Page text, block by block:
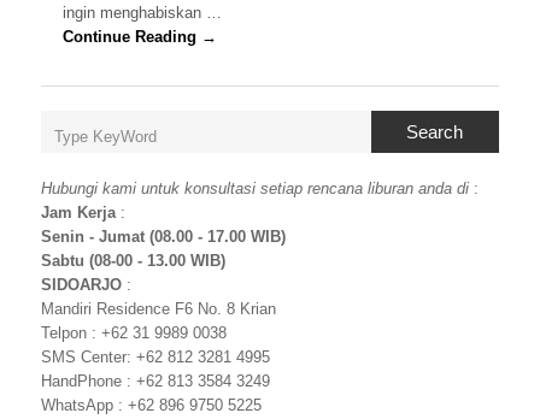
ingin menghabiskan …
Continue Reading →
Search
Hubungi kami untuk konsultasi setiap rencana liburan anda di :
Jam Kerja:
Senin - Jumat (08.00 - 17.00 WIB)
Sabtu (08-00 - 13.00 WIB)
SIDOARJO :
Mandiri Residence F6 No. 8 Krian
Telpon : +62 31 9989 0038
SMS Center: +62 812 3281 4995
HandPhone : +62 813 3584 3249
WhatsApp : +62 896 9750 5225